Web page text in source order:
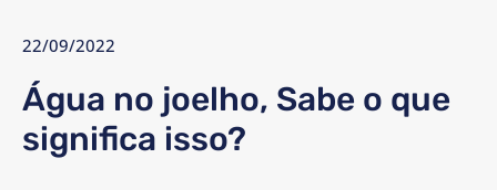
22/09/2022
Água no joelho, Sabe o que
significa isso?